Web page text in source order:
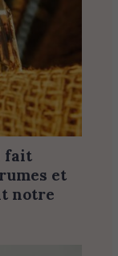
fait
et
notre